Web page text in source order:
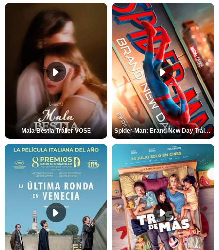
Mala Bèstia Tráiler VOSE Spider-Man: Brand New Day Tráiler (3)